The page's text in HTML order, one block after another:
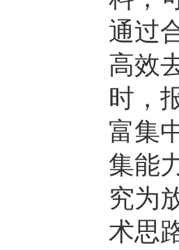
通过
高效
时，
富集
集能
究为
术思